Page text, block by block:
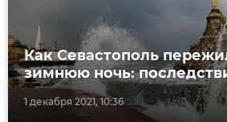
1 декабря 2021, 10:36
Как Севастополь
зимнюю ночь: